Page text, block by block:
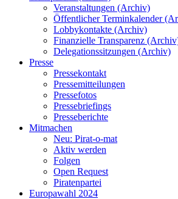
Veranstaltungen (Archiv)
Öffentlicher Terminkalender
Lobbykontakte (Archiv)
Finanzielle Transparenz
Delegationssitzungen (Archiv)
Presse
Pressekontakt
Pressemitteilungen
Pressefotos
Pressebriefings
Presseberichte
Mitmachen
Neu: Pirat-o-mat
Aktiv werden
Folgen
Open Request
Piratenpartei
Europawahl 2024